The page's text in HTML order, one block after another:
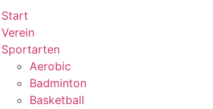
Start
Verein
Sportarten
Aerobic
Badminton
Basketball